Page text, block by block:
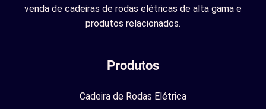
venda de cadeiras de rodas elétricas de alta gama e
produtos relacionados.
Produtos
Cadeira de Rodas Elétrica